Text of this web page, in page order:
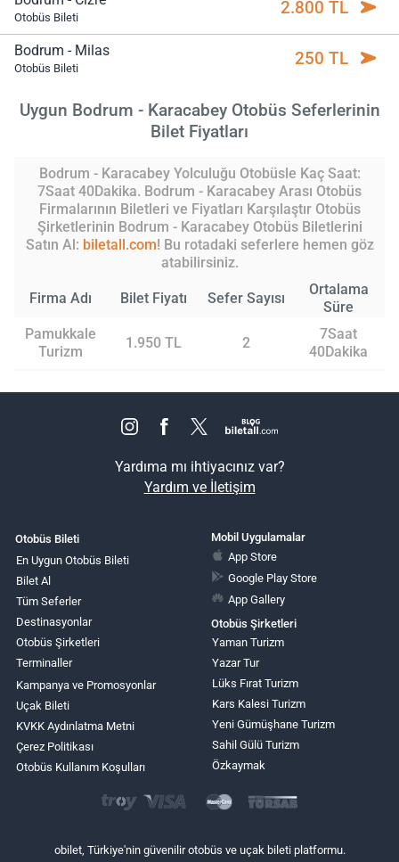
Otobüs Bileti 2.800 TL
Bodrum - Milas
Otobüs Bileti 250 TL
Uygun Bodrum - Karacabey Otobüs Seferlerinin
Bilet Fiyatları
Bodrum - Karacabey Yolculuğu Otobüsle Kaç Saat:
7Saat 40Dakika. Bodrum - Karacabey Arası Otobüs
Firmalarının Biletleri ve Fiyatları Karşılaştır Otobüs
Şirketlerinin Bodrum - Karacabey Otobüs Biletlerini
Satın Al: biletall.com! Bu rotadaki seferlere hemen göz
atabilirsiniz.
Firma Adı Bilet Fiyatı Sefer Sayısı
Ortalama
Süre
Pamukkale
Turizm
1.950 TL 2
7Saat
40Dakika
Yardıma mı ihtiyacınız var?
Yardım ve İletişim
Otobüs Bileti
En Uygun Otobüs Bileti
Bilet Al
Tüm Seferler
Destinasyonlar
Otobüs Şirketleri
Terminaller
Kampanya ve Promosyonlar
Uçak Bileti
KVKK Aydınlatma Metni
Çerez Politikası
Otobüs Kullanım Koşulları
Mobil Uygulamalar
App Store
Google Play Store
App Gallery
Otobüs Şirketleri
Yaman Turizm
Yazar Tur
Lüks Fırat Turizm
Kars Kalesi Turizm
Yeni Gümüşhane Turizm
Sahil Gülü Turizm
Özkaymak
obilet, Türkiye'nin güvenilir otobüs ve uçak bileti platformu.